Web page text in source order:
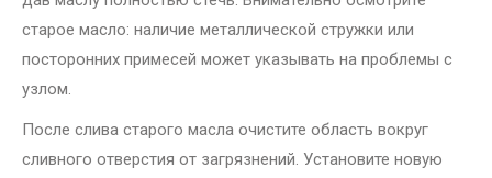
старое масло: наличие металлической стружки или
посторонних примесей может указывать на проблемы с
узлом.
После слива старого масла очистите область вокруг
сливного отверстия от загрязнений. Установите новую